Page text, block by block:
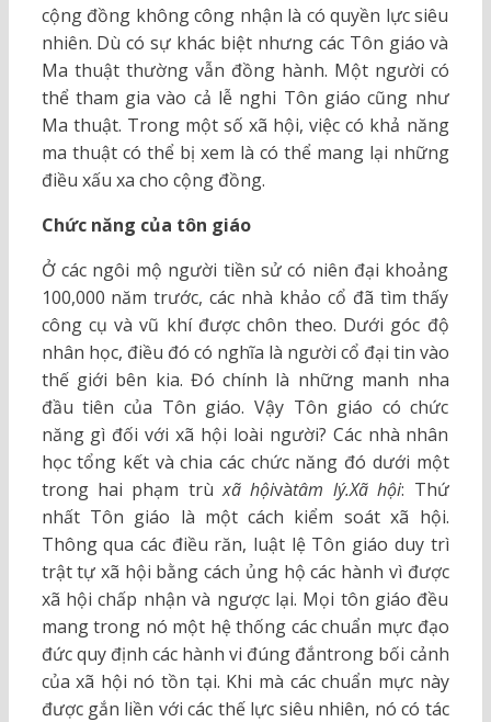
cộng đồng không công nhận là có quyền lực siêu
nhiên. Dù có sự khác biệt nhưng các Tôn giáo và
Ma thuật thường vẫn đồng hành. Một người có
thể tham gia vào cả lễ nghi Tôn giáo cũng như
Ma thuật. Trong một số xã hội, việc có khả năng
ma thuật có thể bị xem là có thể mang lại những
điều xấu xa cho cộng đồng.
Chức năng của tôn giáo
Ở các ngôi mộ người tiền sử có niên đại khoảng
100,000 năm trước, các nhà khảo cổ đã tìm thấy
công cụ và vũ khí được chôn theo. Dưới góc độ
nhân học, điều đó có nghĩa là người cổ đại tin vào
thế giới bên kia. Đó chính là những manh nha
đầu tiên của Tôn giáo. Vậy Tôn giáo có chức
năng gì đối với xã hội loài người? Các nhà nhân
học tổng kết và chia các chức năng đó dưới một
trong hai phạm trùxã hộivàtâm lý.Xã hội: Thứ
nhất Tôn giáo là một cách kiểm soát xã hội.
Thông qua các điều răn, luật lệ Tôn giáo duy trì
trật tự xã hội bằng cách ủng hộ các hành vì được
xã hội chấp nhận và ngược lại. Mọi tôn giáo đều
mang trong nó một hệ thống các chuẩn mực đạo
đức quy định các hành vi đúng đắntrong bối cảnh
của xã hội nó tồn tại. Khi mà các chuẩn mực này
được gắn liền với các thế lực siêu nhiên, nó có tác